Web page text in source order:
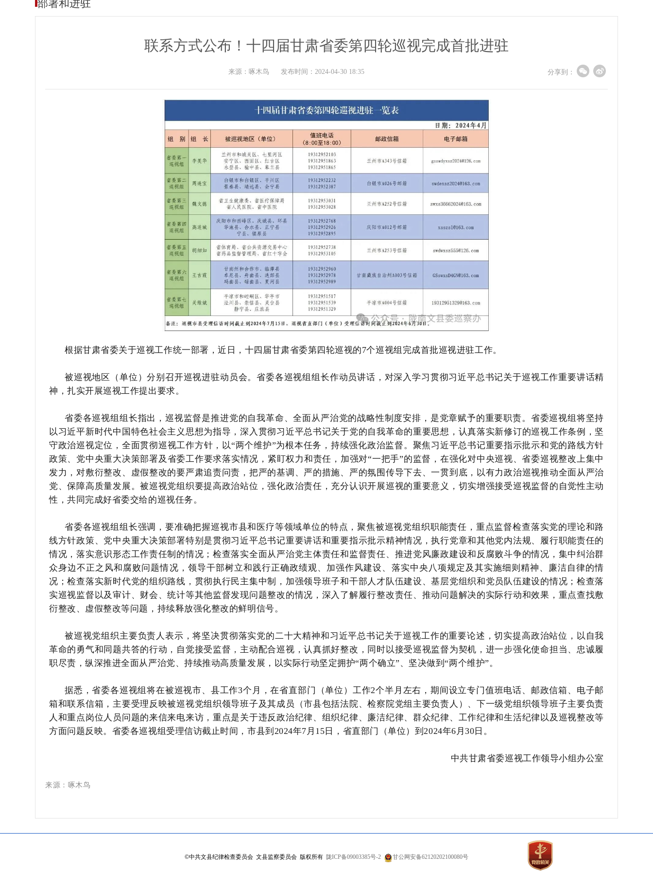
部署和进驻
联系方式公布！十四届甘肃省委第四轮巡视完成首批进驻
来源： 啄木鸟 发布时间： 2024-04-30 18:35 分享到：
根据甘肃省委关于巡视工作统一部署，近日，十四届甘肃省委第四轮巡视的7个巡视组完成首批巡视进驻工作。
被巡视地区（单位）分别召开巡视进驻动员会。省委各巡视组组长作动员讲话，对深入学习贯彻习近平总书记关于巡视工作重要讲话精
神，扎实开展巡视工作提出要求。
省委各巡视组组长指出，巡视监督是推进党的自我革命、全面从严治党的战略性制度安排，是党章赋予的重要职责。省委巡视组将坚持
以习近平新时代中国特色社会主义思想为指导，深入贯彻习近平总书记关于党的自我革命的重要思想，认真落实新修订的巡视工作条例，坚
守政治巡视定位，全面贯彻巡视工作方针，以“两个维护”为根本任务，持续强化政治监督。聚焦习近平总书记重要指示批示和党的路线方针
政策、党中央重大决策部署及省委工作要求落实情况，紧盯权力和责任，加强对“一把手”的监督，在强化对中央巡视、省委巡视整改上集中
发力，对敷衍整改、虚假整改的要严肃追责问责，把严的基调、严的措施、严的氛围传导下去、一贯到底，以有力政治巡视推动全面从严治
党、保障高质量发展。被巡视党组织要提高政治站位，强化政治责任，充分认识开展巡视的重要意义，切实增强接受巡视监督的自觉性主动
性，共同完成好省委交给的巡视任务。
省委各巡视组组长强调，要准确把握巡视市县和医疗等领域单位的特点，聚焦被巡视党组织职能责任，重点监督检查落实党的理论和路
线方针政策、党中央重大决策部署特别是贯彻习近平总书记重要讲话和重要指示批示精神情况，执行党章和其他党内法规、履行职能责任的
情况，落实意识形态工作责任制的情况；检查落实全面从严治党主体责任和监督责任、推进党风廉政建设和反腐败斗争的情况，集中纠治群
众身边不正之风和腐败问题情况，领导干部树立和践行正确政绩观、加强作风建设、落实中央八项规定及其实施细则精神、廉洁自律的情
况；检查落实新时代党的组织路线，贯彻执行民主集中制，加强领导班子和干部人才队伍建设、基层党组织和党员队伍建设的情况；检查落
实巡视监督以及审计、财会、统计等其他监督发现问题整改的情况，深入了解履行整改责任、推动问题解决的实际行动和效果，重点查找敷
衍整改、虚假整改等问题，持续释放强化整改的鲜明信号。
被巡视党组织主要负责人表示，将坚决贯彻落实党的二十大精神和习近平总书记关于巡视工作的重要论述，切实提高政治站位，以自我
革命的勇气和同题共答的行动，自觉接受监督，主动配合巡视，认真抓好整改，同时以接受巡视监督为契机，进一步强化使命担当、忠诚履
职尽责，纵深推进全面从严治党、持续推动高质量发展，以实际行动坚定拥护“两个确立”、坚决做到“两个维护”。
据悉，省委各巡视组将在被巡视市、县工作3个月，在省直部门（单位）工作2个半月左右，期间设立专门值班电话、邮政信箱、电子邮
箱和联系信箱，主要受理反映被巡视党组织领导班子及其成员（市县包括法院、检察院党组主要负责人）、下一级党组织领导班子主要负责
人和重点岗位人员问题的来信来电来访，重点是关于违反政治纪律、组织纪律、廉洁纪律、群众纪律、工作纪律和生活纪律以及巡视整改等
方面问题反映。省委各巡视组受理信访截止时间，市县到2024年7月15日，省直部门（单位）到2024年6月30日。
中共甘肃省委巡视工作领导小组办公室
来源 ： 啄木鸟
©中共文县纪律检查委员会 文县监察委员会 版权所有 陇ICP备09003385号-2 甘公网安备62120202100080号